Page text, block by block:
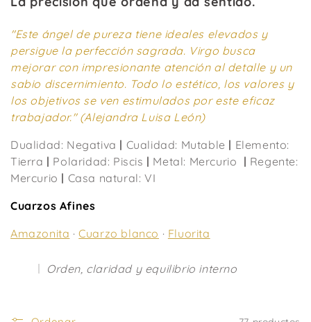
c
c
i
ó
n
:
"Este ángel de pureza tiene ideales elevados y
persigue la perfección sagrada. Virgo busca
mejorar con impresionante atención al detalle y un
sabio discernimiento. Todo lo estético, los valores y
los objetivos se ven estimulados por este eficaz
trabajador." (Alejandra Luisa León)
Dualidad: Negativa | Cualidad: Mutable | Elemento:
Tierra | Polaridad: Piscis | Metal: Mercurio | Regente:
Mercurio | Casa natural: VI
Cuarzos Afines
Amazonita ·Cuarzo blanco · Fluorita
Orden, claridad y equilibrio interno